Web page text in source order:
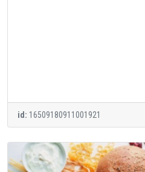
id: 16509180911001921